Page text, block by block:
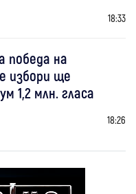
18:33
победа на
избори ще
1,2 млн. гласа
18:26